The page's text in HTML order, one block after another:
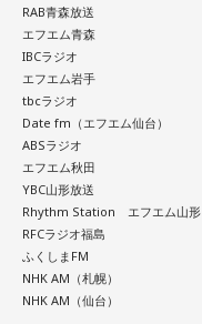
RAB青森放送
エフエム青森
IBCラジオ
エフエム岩手
tbcラジオ
Date fm（エフエム仙台）
ABSラジオ
エフエム秋田
YBC山形放送
Rhythm Station エフエム山形
RFCラジオ福島
ふくしまFM
NHK AM（札幌）
NHK AM（仙台）